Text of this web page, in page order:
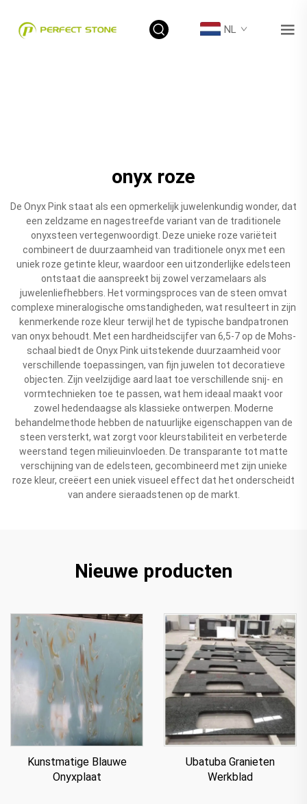
NL
onyx roze
De Onyx Pink staat als een opmerkelijk juwelenkundig wonder, dat
een zeldzame en nagestreefde variant van de traditionele
onyxsteen vertegenwoordigt. Deze unieke roze variëteit
combineert de duurzaamheid van traditionele onyx met een
uniek roze getinte kleur, waardoor een uitzonderlijke edelsteen
ontstaat die aanspreekt bij zowel verzamelaars als
juwelenliefhebbers. Het vormingsproces van de steen omvat
complexe mineralogische omstandigheden, wat resulteert in zijn
kenmerkende roze kleur terwijl het de typische bandpatronen
van onyx behoudt. Met een hardheidscijfer van 6,5-7 op de Mohs-
schaal biedt de Onyx Pink uitstekende duurzaamheid voor
verschillende toepassingen, van fijn juwelen tot decoratieve
objecten. Zijn veelzijdige aard laat toe verschillende snij- en
vormtechnieken toe te passen, wat hem ideaal maakt voor
zowel hedendaagse als klassieke ontwerpen. Moderne
behandelmethode hebben de natuurlijke eigenschappen van de
steen versterkt, wat zorgt voor kleurstabiliteit en verbeterde
weerstand tegen milieuinvloeden. De transparante tot matte
verschijning van de edelsteen, gecombineerd met zijn unieke
roze kleur, creëert een uniek visueel effect dat het onderscheidt
van andere sieraadstenen op de markt.
Nieuwe producten
Kunstmatige Blauwe
Onyxplaat
Ubatuba Granieten
Werkblad